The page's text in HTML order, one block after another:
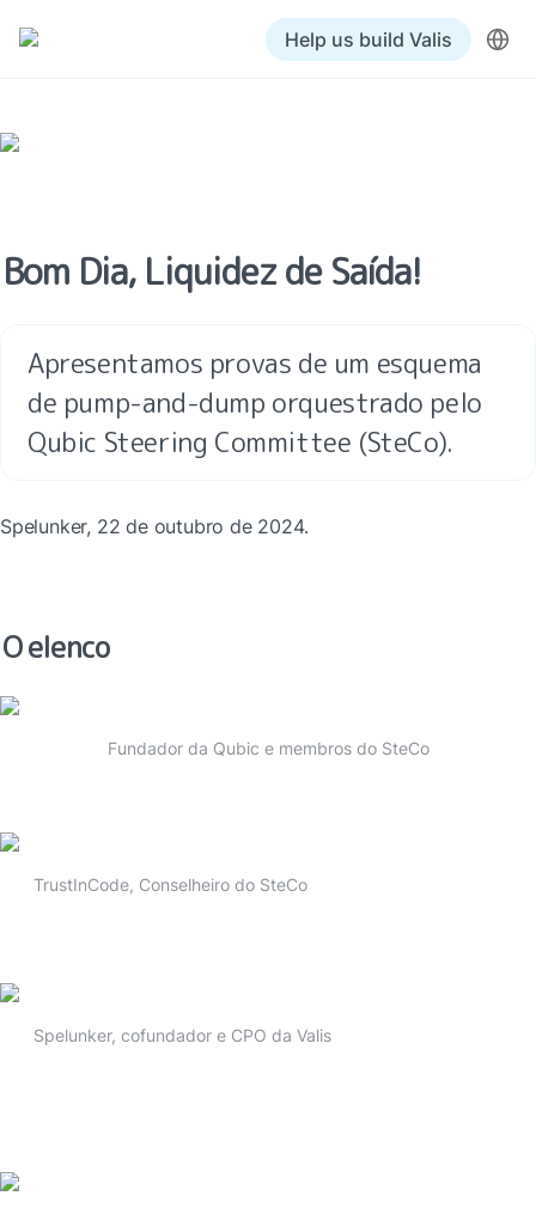
Help us build Valis
Bom Dia, Liquidez de Saída!
Apresentamos provas de um esquema
de pump-and-dump orquestrado pelo
Qubic Steering Committee (SteCo).
Spelunker, 22 de outubro de 2024.
O elenco
Fundador da Qubic e membros do SteCo
TrustInCode, Conselheiro do SteCo
Spelunker, cofundador e CPO da Valis